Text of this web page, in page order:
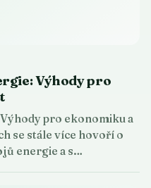
Výhody pro
pro ekonomiku a
se stále více hovoří o
energie a s…